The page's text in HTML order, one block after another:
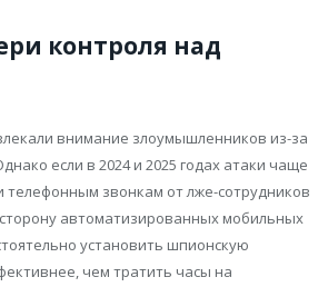
контроля над
внимание злоумышленников из-за
если в 2024 и 2025 годах атаки чаще
телефонным звонкам от лже-сотрудников
автоматизированных мобильных
установить шпионскую
чем тратить часы на